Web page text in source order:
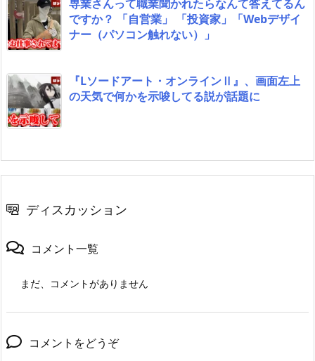
専業さんって職業聞かれたらなんて答えてるん
ですか？ 「自営業」 「投資家」「Webデザイ
ナー（パソコン触れない）」
『Lソードアート・オンラインⅡ』、画面左上
の天気で何かを示唆してる説が話題に
ディスカッション
コメント一覧
まだ、コメントがありません
コメントをどうぞ